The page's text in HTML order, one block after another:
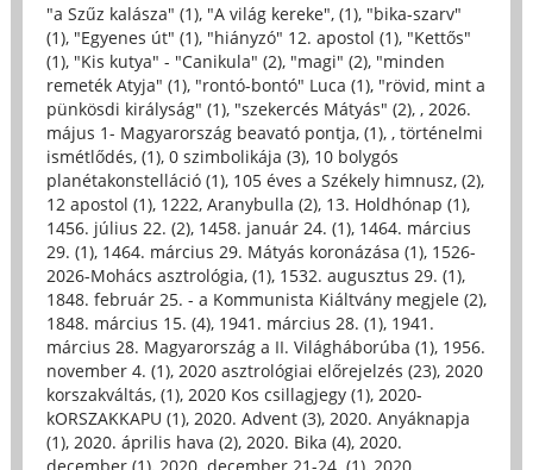
"a Szűz kalásza" (1), "A világ kereke", (1), "bika-szarv"
(1), "Egyenes út" (1), "hiányzó" 12. apostol (1), "Kettős"
(1), "Kis kutya" - "Canikula" (2), "magi" (2), "minden
remeték Atyja" (1), "rontó-bontó" Luca (1), "rövid, mint a
pünkösdi királyság" (1), "szekercés Mátyás" (2), , 2026.
május 1- Magyarország beavató pontja, (1), , történelmi
ismétlődés, (1), 0 szimbolikája (3), 10 bolygós
planétakonstelláció (1), 105 éves a Székely himnusz, (2),
12 apostol (1), 1222, Aranybulla (2), 13. Holdhónap (1),
1456. július 22. (2), 1458. január 24. (1), 1464. március
29. (1), 1464. március 29. Mátyás koronázása (1), 1526-
2026-Mohács asztrológia, (1), 1532. augusztus 29. (1),
1848. február 25. - a Kommunista Kiáltvány megjele (2),
1848. március 15. (4), 1941. március 28. (1), 1941.
március 28. Magyarország a II. Világháborúba (1), 1956.
november 4. (1), 2020 asztrológiai előrejelzés (23), 2020
korszakváltás, (1), 2020 Kos csillagjegy (1), 2020-
kORSZAKKAPU (1), 2020. Advent (3), 2020. Anyáknapja
(1), 2020. április hava (2), 2020. Bika (4), 2020.